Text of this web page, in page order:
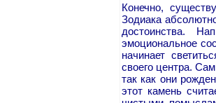
Конечно,
Зодиака
достоинства.
эмоциональное
начинает
своего центра.
так как они
этот камень